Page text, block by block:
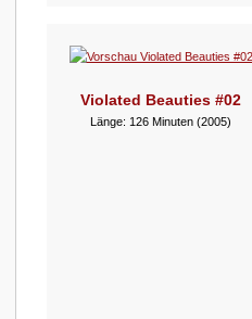
Violated Beauties #02
Länge: 126 Minuten (2005)